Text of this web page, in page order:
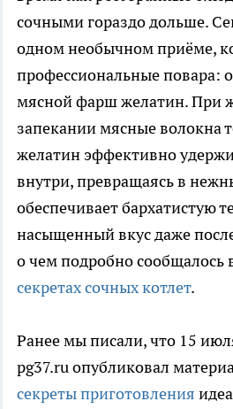
сочными гораздо дольше.
одном необычном приёме,
профессиональные повара:
мясной фарш желатин. При
запекании мясные волокна
желатин эффективно
внутри, превращаясь в
обеспечивает бархатистую
насыщенный вкус даже
о чем подробно сообщалось
секретах сочных котлет.
Ранее мы писали, что 15
pg37.ru опубликовал
секреты приготовления